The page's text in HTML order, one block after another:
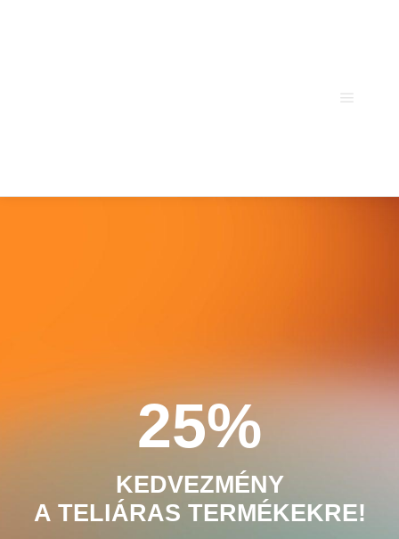
25%
KEDVEZMÉNY
A TELIÁRAS TERMÉKEKRE!